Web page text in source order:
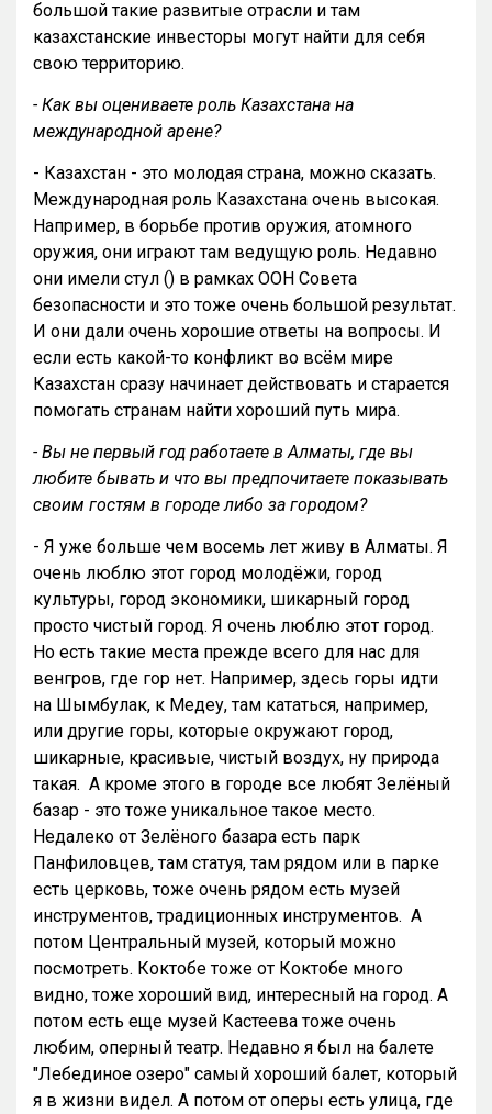
большой такие развитые отрасли и там
казахстанские инвесторы могут найти для себя
свою территорию.
- Как вы оцениваете роль Казахстана на
международной арене?
- Казахстан - это молодая страна, можно сказать.
Международная роль Казахстана очень высокая.
Например, в борьбе против оружия, атомного
оружия, они играют там ведущую роль. Недавно
они имели стул () в рамках ООН Совета
безопасности и это тоже очень большой результат.
И они дали очень хорошие ответы на вопросы. И
если есть какой-то конфликт во всём мире
Казахстан сразу начинает действовать и старается
помогать странам найти хороший путь мира.
- Вы не первый год работаете в Алматы, где вы
любите бывать и что вы предпочитаете показывать
своим гостям в городе либо за городом?
- Я уже больше чем восемь лет живу в Алматы. Я
очень люблю этот город молодёжи, город
культуры, город экономики, шикарный город
просто чистый город. Я очень люблю этот город.
Но есть такие места прежде всего для нас для
венгров, где гор нет. Например, здесь горы идти
на Шымбулак, к Медеу, там кататься, например,
или другие горы, которые окружают город,
шикарные, красивые, чистый воздух, ну природа
такая. А кроме этого в городе все любят Зелёный
базар - это тоже уникальное такое место.
Недалеко от Зелёного базара есть парк
Панфиловцев, там статуя, там рядом или в парке
есть церковь, тоже очень рядом есть музей
инструментов, традиционных инструментов. А
потом Центральный музей, который можно
посмотреть. Коктобе тоже от Коктобе много
видно, тоже хороший вид, интересный на город. А
потом есть еще музей Кастеева тоже очень
любим, оперный театр. Недавно я был на балете
"Лебединое озеро" самый хороший балет, который
я в жизни видел. А потом от оперы есть улица, где